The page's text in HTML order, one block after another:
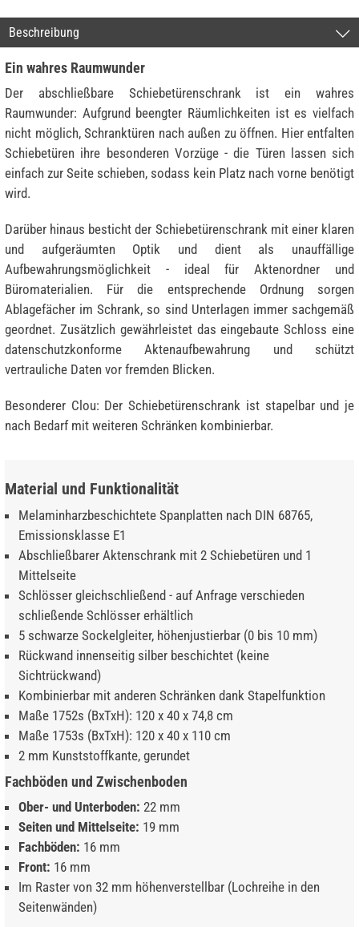
Beschreibung
Ein wahres Raumwunder
Der abschließbare Schiebetürenschrank ist ein wahres
Raumwunder: Aufgrund beengter Räumlichkeiten ist es vielfach
nicht möglich, Schranktüren nach außen zu öffnen. Hier entfalten
Schiebetüren ihre besonderen Vorzüge - die Türen lassen sich
einfach zur Seite schieben, sodass kein Platz nach vorne benötigt
wird.
Darüber hinaus besticht der Schiebetürenschrank mit einer klaren
und aufgeräumten Optik und dient als unauffällige
Aufbewahrungsmöglichkeit - ideal für Aktenordner und
Büromaterialien. Für die entsprechende Ordnung sorgen
Ablagefächer im Schrank, so sind Unterlagen immer sachgemäß
geordnet. Zusätzlich gewährleistet das eingebaute Schloss eine
datenschutzkonforme Aktenaufbewahrung und schützt
vertrauliche Daten vor fremden Blicken.
Besonderer Clou: Der Schiebetürenschrank ist stapelbar und je
nach Bedarf mit weiteren Schränken kombinierbar.
Material und Funktionalität
Melaminharzbeschichtete Spanplatten nach DIN 68765,
Emissionsklasse E1
Abschließbarer Aktenschrank mit 2 Schiebetüren und 1
Mittelseite
Schlösser gleichschließend - auf Anfrage verschieden
schließende Schlösser erhältlich
5 schwarze Sockelgleiter, höhenjustierbar (0 bis 10 mm)
Rückwand innenseitig silber beschichtet (keine
Sichtrückwand)
Kombinierbar mit anderen Schränken dank Stapelfunktion
Maße 1752s (BxTxH): 120 x 40 x 74,8 cm
Maße 1753s (BxTxH): 120 x 40 x 110 cm
2 mm Kunststoffkante, gerundet
Fachböden und Zwischenboden
Ober- und Unterboden: 22 mm
Seiten und Mittelseite: 19 mm
Fachböden: 16 mm
Front: 16 mm
Im Raster von 32 mm höhenverstellbar (Lochreihe in den
Seitenwänden)